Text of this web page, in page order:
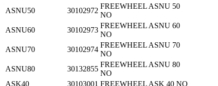
ASNU50
30102972
FREEWHEEL ASNU 50
NO
ASNU60
30102973
FREEWHEEL ASNU 60
NO
ASNU70
30102974
FREEWHEEL ASNU 70
NO
ASNU80
30132855
FREEWHEEL ASNU 80
NO
ASK40
30103001 FREEWHEEL ASK 40 NO